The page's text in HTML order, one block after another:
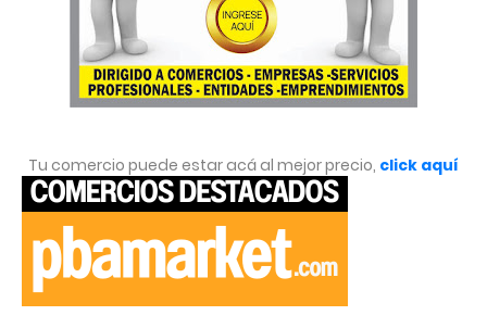
Tu comercio puede estar acá al mejor precio, click aquí